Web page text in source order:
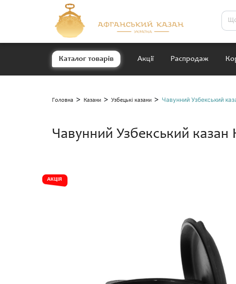
Каталог товарів Акції Распродаж
Головна > Казани > Узбецькі казани > Чавунний Узбекський
Чавунний Узбекський
АКЦІЯ